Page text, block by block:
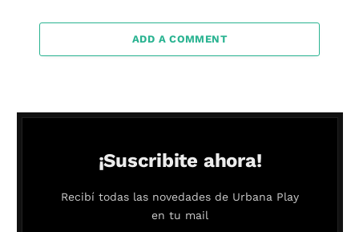
ADD A COMMENT
¡Suscribite ahora!
Recibí todas las novedades de Urbana Play
en tu mail